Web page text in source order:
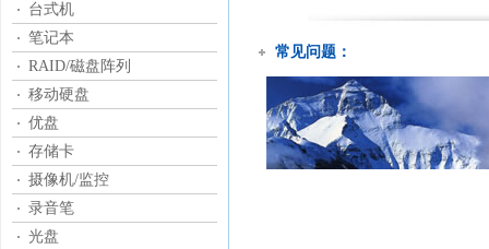
台式机
笔记本
RAID/磁盘阵列
移动硬盘
优盘
存储卡
摄像机/监控
录音笔
光盘
常见问题：